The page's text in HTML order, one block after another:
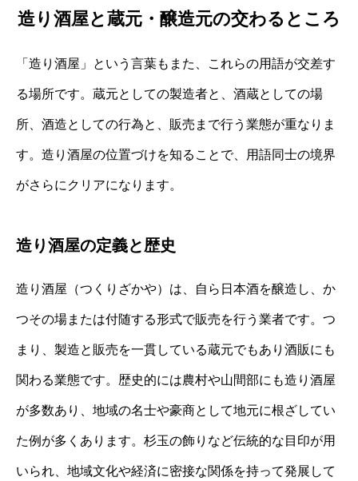
造り酒屋と蔵元・醸造元の交わるところ
「造り酒屋」という言葉もまた、これらの用語が交差す
る場所です。蔵元としての製造者と、酒蔵としての場
所、酒造としての行為と、販売まで行う業態が重なりま
す。造り酒屋の位置づけを知ることで、用語同士の境界
がさらにクリアになります。
造り酒屋の定義と歴史
造り酒屋（つくりざかや）は、自ら日本酒を醸造し、か
つその場または付随する形式で販売を行う業者です。つ
まり、製造と販売を一貫している蔵元でもあり酒販にも
関わる業態です。歴史的には農村や山間部にも造り酒屋
が多数あり、地域の名士や豪商として地元に根ざしてい
た例が多くあります。杉玉の飾りなど伝統的な目印が用
いられ、地域文化や経済に密接な関係を持って発展して